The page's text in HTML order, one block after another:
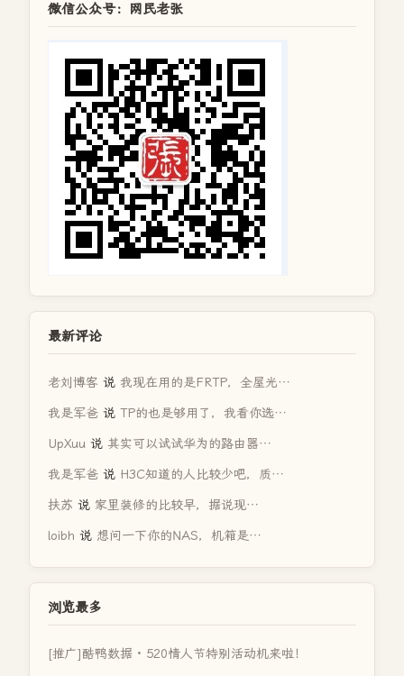
微信公众号：网民老张
最新评论
老刘博客 说 我现在用的是FRTP，全屋光…
我是军爸 说 TP的也是够用了，我看你选…
UpXuu 说 其实可以试试华为的路由器…
我是军爸 说 H3C知道的人比较少吧，质…
扶苏 说 家里装修的比较早，据说现…
loibh 说 想问一下你的NAS，机箱是…
浏览最多
[推广]酷鸭数据 · 520情人节特别活动机来啦！